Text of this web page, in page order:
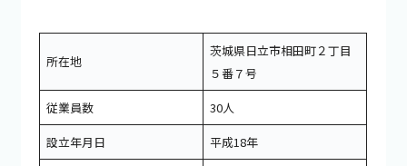
所在地
茨城県日立市相田町２丁目
５番７号
従業員数
30人
設立年月日
平成18年